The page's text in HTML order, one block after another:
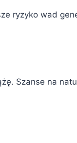
ryzyko wad
Szanse na